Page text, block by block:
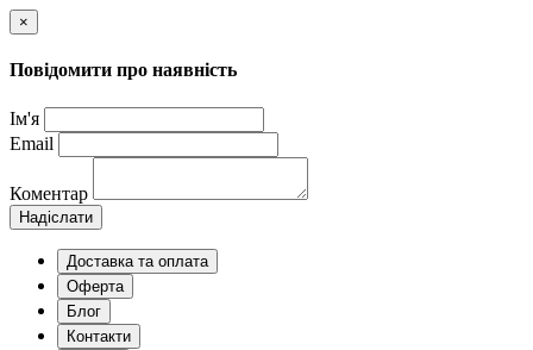
×
Повідомити про наявність
Ім'я
Email
Коментар
Надіслати
Доставка та оплата
Оферта
Блог
Контакти